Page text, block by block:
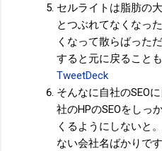
セルライトは脂肪の
とつぶれてなくなっ
くなって散らばった
すると元に戻ることも
TweetDeck
そんなに自社のSEO
社のHPのSEOをしっ
くるようにしないと
ない会社名ばかりです